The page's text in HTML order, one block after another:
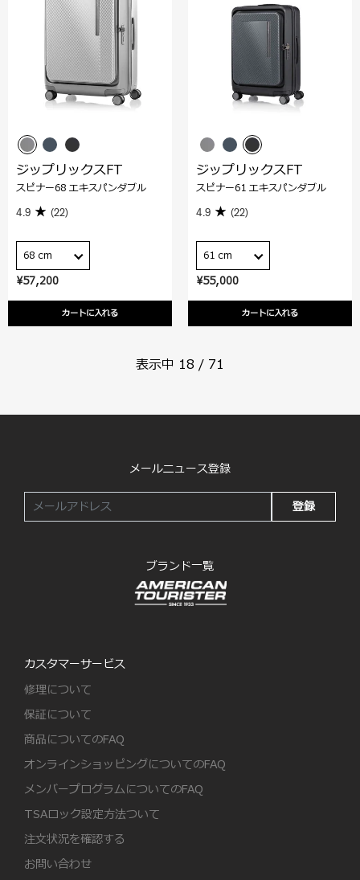
¥57,200
カートに入れる
ジップリックスFT
スピナー68 エキスパンダブル
4.9 (22)
68 cm
¥55,000
カートに入れる
ジップリックスFT
スピナー61 エキスパンダブル
4.9 (22)
61 cm
表示中 18 / 71
メールニュース登録
登録
ブランド一覧
カスタマーサービス
修理について
保証について
商品についてのFAQ
オンラインショッピングについてのFAQ
メンバープログラムについてのFAQ
TSAロック設定方法ついて
注文状況を確認する
お問い合わせ